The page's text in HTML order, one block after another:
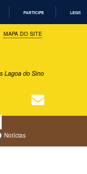
PARTICIPE
MAPA DO SITE
Notícias